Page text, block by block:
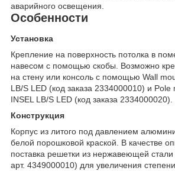
аварийного освещения.
Особенности
Установка
Крепление на поверхность потолка в
навесом c помощью скобы. Возможно
на стену или консоль с помощью Wall
LB/S LED (код заказа 2334000010) и
INSEL LB/S LED (код заказа 2334000020).
Конструкция
Корпус из литого под давлением
белой порошковой краской. В качестве
поставка решетки из нержавеющей
арт. 4349000010) для увеличения